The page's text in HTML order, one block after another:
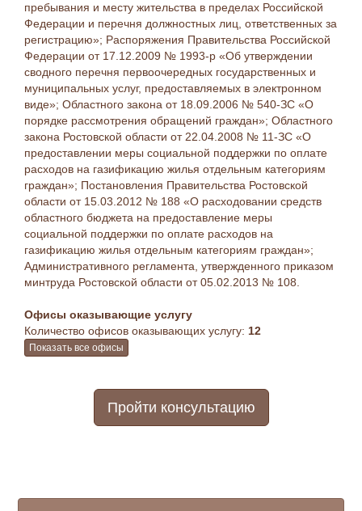
пребывания и месту жительства в пределах Российской
Федерации и перечня должностных лиц, ответственных за
регистрацию»; Распоряжения Правительства Российской
Федерации от 17.12.2009 № 1993-р «Об утверждении
сводного перечня первоочередных государственных и
муниципальных услуг, предоставляемых в электронном
виде»; Областного закона от 18.09.2006 № 540-ЗС «О
порядке рассмотрения обращений граждан»; Областного
закона Ростовской области от 22.04.2008 № 11-ЗС «О
предоставлении меры социальной поддержки по оплате
расходов на газификацию жилья отдельным категориям
граждан»; Постановления Правительства Ростовской
области от 15.03.2012 № 188 «О расходовании средств
областного бюджета на предоставление меры
социальной поддержки по оплате расходов на
газификацию жилья отдельным категориям граждан»;
Административного регламента, утвержденного приказом
минтруда Ростовской области от 05.02.2013 № 108.
Офисы оказывающие услугу
Количество офисов оказывающих услугу: 12
Показать все офисы
Пройти консультацию